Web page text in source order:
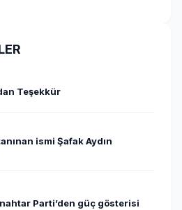
Teşekkür
ismi Şafak Aydın
Parti’den güç gösterisi